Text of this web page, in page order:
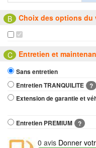
B Choix des options du
C
Entretien et
Sans entretien
Entretien TRANQUILITE ?
Extension de garantie et
Entretien PREMIUM ?
0 avis Donner